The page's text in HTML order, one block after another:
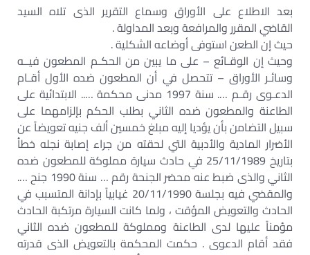
بعد الاطلاع على الأوراق وسماع التقرير الذى تلاه السيد
القاضي المقرر والمرافعة وبعد المداولة .
حيث إن الطعن استوفى أوضاعه الشكلية .
وحيث إن الوقـائع – على ما يبين من الحكـم المطعون فيــه
وسائـر الأوراق – تتحصل في أن المطعون ضده الأول أقـام
الدعـوى رقـم …. سنة 1997 مدنى محكمة ….. الابتدائية على
الطاعنة والمطعون ضده الثاني بطلب الحكم بإلزامهما على
سبيل التضامن بأن يؤديا إليه مبلغ خمسين ألف جنيه تعويضاً عن
الأضرار المادية والأدبية التي لحقته من جراء إصابة نجله خطأ
بتاريخ 25/11/1989 في حادث سيارة مملوكة للمطعون ضده
الثاني والذى ضبط عنه محضر الجنحة رقم … سنة 1990 جنح ….
والمقضي فيه بجلسة 20/11/1990 غيابياً بإدانة المتسبب في
الحادث والتعويض المؤقت ، ولما كانت السيارة مرتكبة الحادث
مؤمناً عليها لدى الطاعنة ومملوكة للمطعون ضده الثاني
فقد أقام الدعوى . حكمت المحكمة بالتعويض الذى قدرته